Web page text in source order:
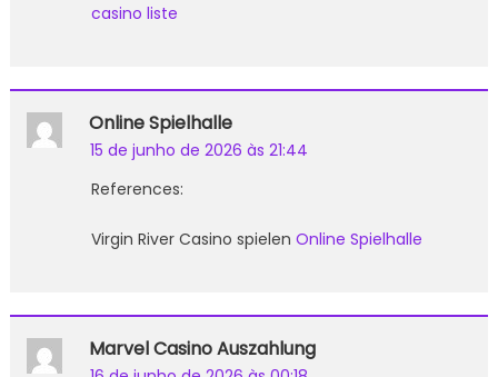
casino liste
Online Spielhalle
15 de junho de 2026 às 21:44
References:
Virgin River Casino spielen Online Spielhalle
Marvel Casino Auszahlung